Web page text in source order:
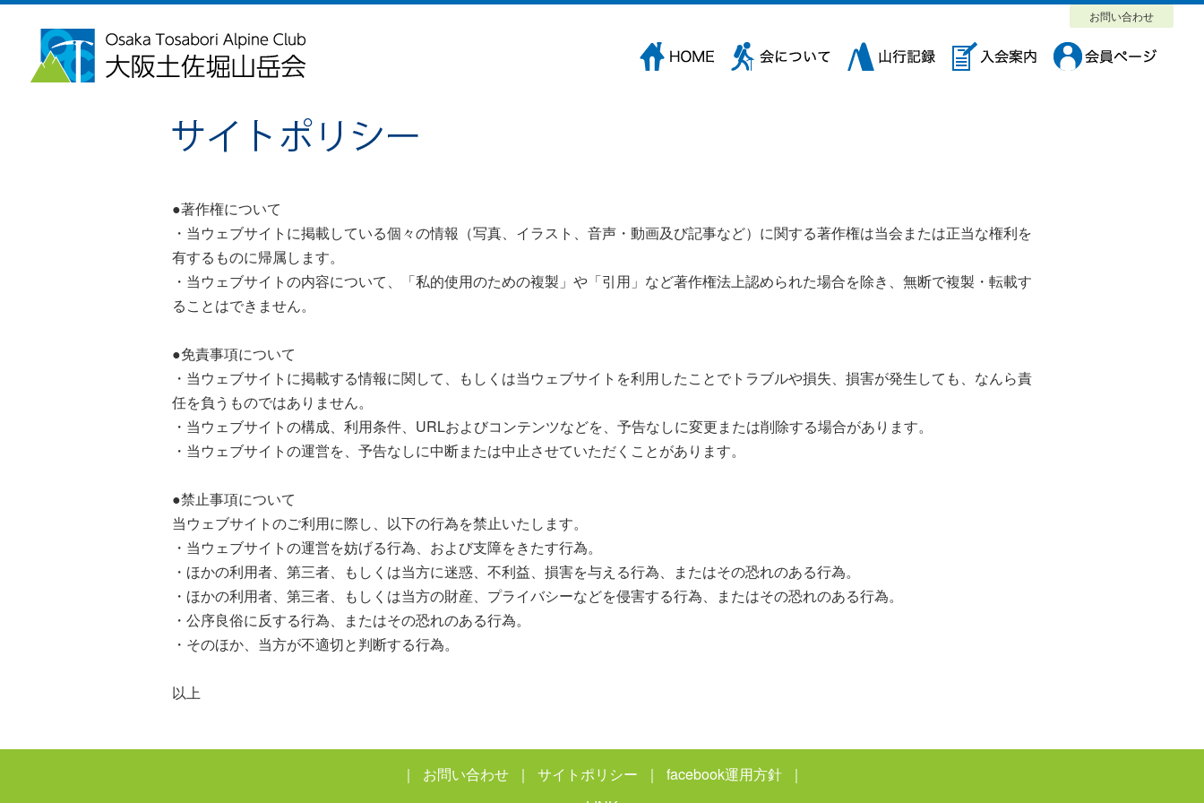
お問い合わせ
●著作権について
・当ウェブサイトに掲載している個々の情報（写真、イラスト、音声・動画及び記事など）に関する著作権は当会または正当な権利を
有するものに帰属します。
・当ウェブサイトの内容について、「私的使用のための複製」や「引用」など著作権法上認められた場合を除き、無断で複製・転載す
ることはできません。
●免責事項について
・当ウェブサイトに掲載する情報に関して、もしくは当ウェブサイトを利用したことでトラブルや損失、損害が発生しても、なんら責
任を負うものではありません。
・当ウェブサイトの構成、利用条件、URLおよびコンテンツなどを、予告なしに変更または削除する場合があります。
・当ウェブサイトの運営を、予告なしに中断または中止させていただくことがあります。
●禁止事項について
当ウェブサイトのご利用に際し、以下の行為を禁止いたします。
・当ウェブサイトの運営を妨げる行為、および支障をきたす行為。
・ほかの利用者、第三者、もしくは当方に迷惑、不利益、損害を与える行為、またはその恐れのある行為。
・ほかの利用者、第三者、もしくは当方の財産、プライバシーなどを侵害する行為、またはその恐れのある行為。
・公序良俗に反する行為、またはその恐れのある行為。
・そのほか、当方が不適切と判断する行為。
以上
｜ お問い合わせ｜ サイトポリシー ｜ facebook運用方針｜